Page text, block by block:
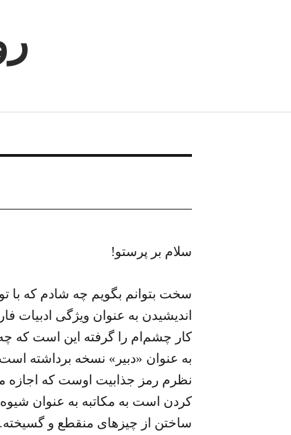
سلام بر پرستو!
سخت بتوانم بگویم چه شادم که با
اندیشیدن به عنوان ویژگی ادبیات
کار چشم‌ام را گرفته این است که
به عنوان «دبیر» نسخه‌ برداشته
نظرم رمز جذابیت اوست که اجازه
کردن است به مکاتبه به عنوان
ساختن از چیزهای منقطع و